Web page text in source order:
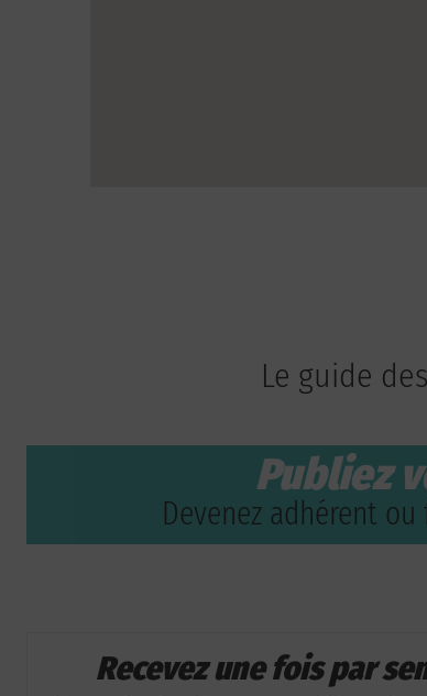
Le guide
Publiez
Devenez adhérent
Recevez une fois par